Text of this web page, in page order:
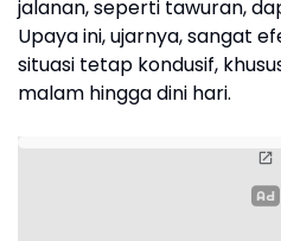
jalanan, seperti tawuran,
Upaya ini, ujarnya, sangat
situasi tetap kondusif,
malam hingga dini hari.